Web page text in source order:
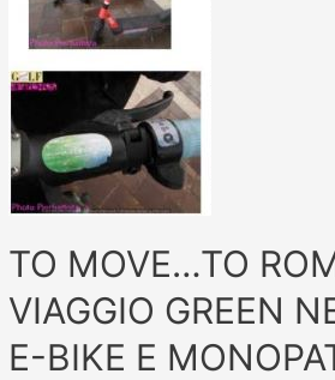
TO MOVE…TO
VIAGGIO GREEN
E-BIKE E